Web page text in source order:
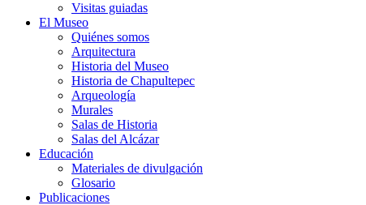
Visitas guiadas
El Museo
Quiénes somos
Arquitectura
Historia del Museo
Historia de Chapultepec
Arqueología
Murales
Salas de Historia
Salas del Alcázar
Educación
Materiales de divulgación
Glosario
Publicaciones